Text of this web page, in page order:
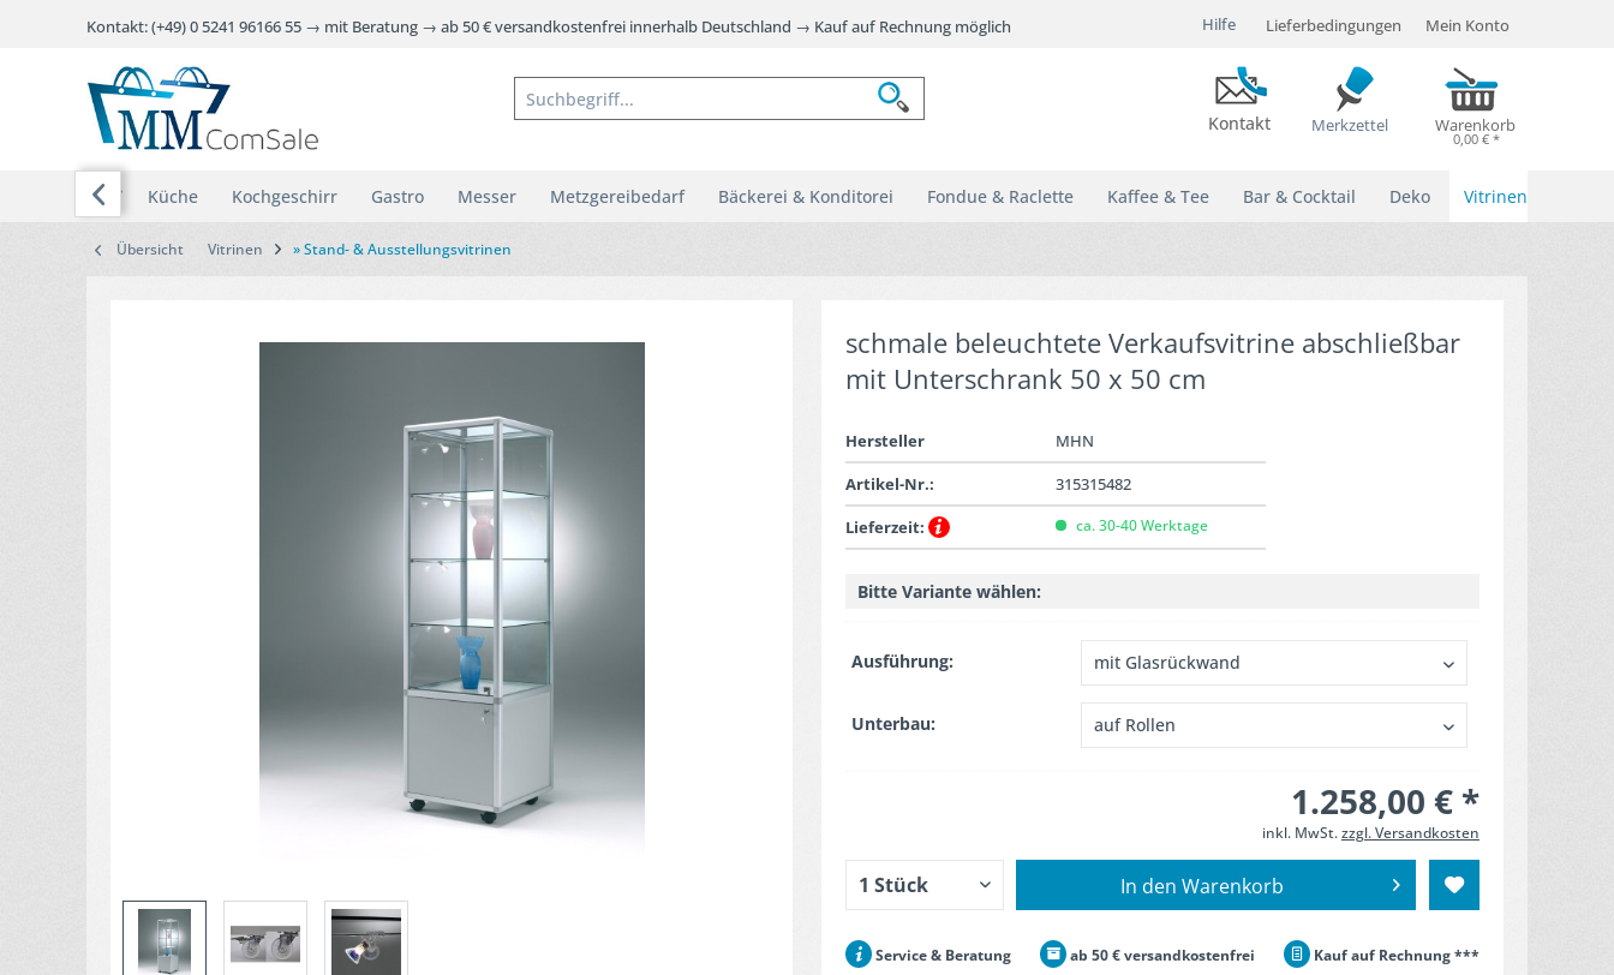
Hilfe Lieferbedingungen
Kontakt: (+49) 0 5241 96166 55 → mit Beratung → ab 50 € versandkostenfrei innerhalb Deutschland → Kauf auf Rechnung möglich
Kontakt Merkzettel
Mein Konto
Warenkorb
0,00 € *
Küche Kochgeschirr Gastro Messer Metzgereibedarf Bäckerei & Konditorei Fondue & Raclette Kaffee & Tee Bar & Cocktail Deko Vitrinen

Übersicht Vitrinen » Stand- & Ausstellungsvitrinen
schmale beleuchtete Verkaufsvitrine abschließbar
mit Unterschrank 50 x 50 cm
Hersteller
MHN
Artikel-Nr.:
315315482
Lieferzeit:
ca. 30-40 Werktage
Bitte Variante wählen:
Ausführung:
Unterbau:
1.258,00 € *
inkl. MwSt.zzgl. Versandkosten
In den Warenkorb
Service & Beratung ab 50 € versandkostenfrei Kauf auf Rechnung ***